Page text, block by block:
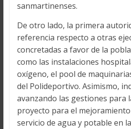
sanmartinenses.
De otro lado, la primera
referencia respecto a otras
concretadas a favor de la
como las instalaciones
oxígeno, el pool de
del Polideportivo. Asimismo,
avanzando las gestiones para
proyecto para el
servicio de agua y potable en